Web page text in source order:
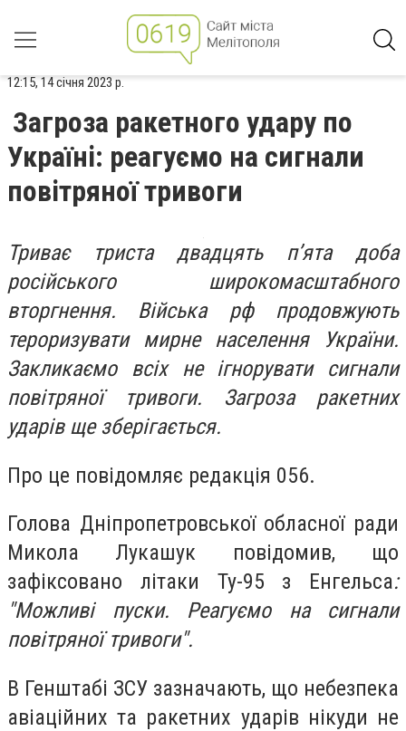
12:15, 14 січня 2023 р.
Загроза ракетного удару по
Україні: реагуємо на сигнали
повітряної тривоги
Триває триста двадцять п’ята доба
російського широкомасштабного
вторгнення. Війська рф продовжують
тероризувати мирне населення України.
Закликаємо всіх не ігнорувати сигнали
повітряної тривоги. Загроза ракетних
ударів ще зберігається.
Про це повідомляє редакція 056.
Голова Дніпропетровської обласної ради
Микола Лукашук повідомив, що
зафіксовано літаки Ту-95 з Енгельса:
"Можливі пуски. Реагуємо на сигнали
повітряної тривоги".
В Генштабі ЗСУ зазначають, що небезпека
авіаційних та ракетних ударів нікуди не